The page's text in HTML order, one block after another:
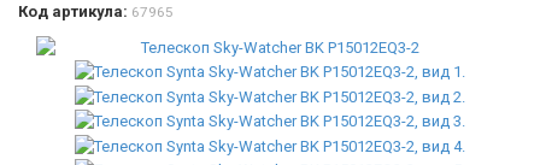
Код артикула: 67965